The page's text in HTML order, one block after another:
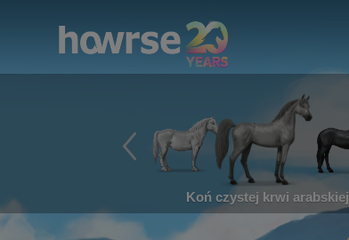
Koń czystej krwi arabskiej